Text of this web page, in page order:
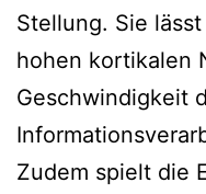
Stellung. Sie
hohen kortikalen
Geschwindigkeit
Zudem spielt die